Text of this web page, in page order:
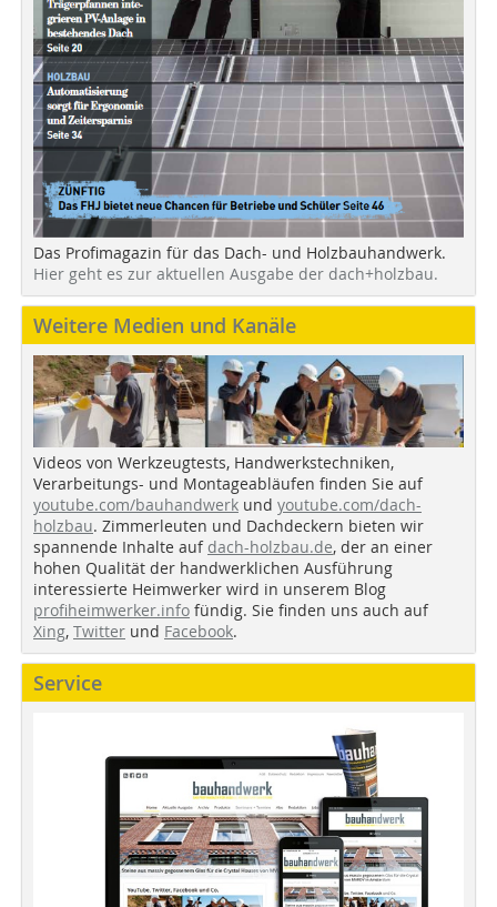
Das Profimagazin für das Dach- und Holzbauhandwerk.
Hier geht es zur aktuellen Ausgabe der dach+holzbau.
Weitere Medien und Kanäle
Videos von Werkzeugtests, Handwerkstechniken,
Verarbeitungs- und Montageabläufen finden Sie auf
youtube.com/bauhandwerk und youtube.com/dach-
holzbau. Zimmerleuten und Dachdeckern bieten wir
spannende Inhalte auf dach-holzbau.de, der an einer
hohen Qualität der handwerklichen Ausführung
interessierte Heimwerker wird in unserem Blog
profiheimwerker.info fündig. Sie finden uns auch auf
Xing, Twitter und Facebook.
Service